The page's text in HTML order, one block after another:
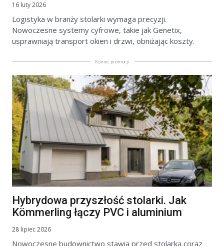
16 luty 2026
Logistyka w branży stolarki wymaga precyzji.
Nowoczesne systemy cyfrowe, takie jak Genetix,
usprawniają transport okien i drzwi, obniżając koszty.
Koniec promocji
Hybrydowa przyszłość stolarki. Jak
Kömmerling łączy PVC i aluminium
28 lipiec 2026
Nowoczesne budownictwo stawia przed stolarką coraz